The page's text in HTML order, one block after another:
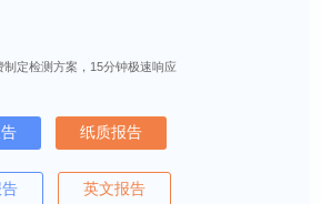
定检测方案，15分钟极速响应
纸质报告
英文报告